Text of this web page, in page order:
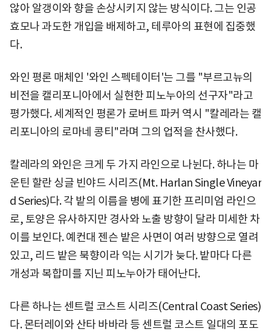
않아 알갱이와 향을 손상시키지 않는 방식이다. 그는 인공
효모나 과도한 개입을 배제하고, 테루아의 표현에 집중했
다.
와인 평론 매체인 '와인 스펙테이터'는 그를 "부르고뉴의
비전을 캘리포니아에서 실현한 피노누아의 선구자"라고
평가했다. 세계적인 평론가 로버트 파커 역시 "칼레라는 캘
리포니아의 로마네 콩티"라며 그의 업적을 찬사했다.
칼레라의 와인은 크게 두 가지 라인으로 나뉜다. 하나는 마
운틴 할란 싱글 빈야드 시리즈(Mt. Harlan Single Vineyar
d Series)다. 각 밭의 이름을 병에 표기한 프리미엄 라인으
로, 토양은 유사하지만 경사와 노출 방향이 달라 미세한 차
이를 보인다. 예컨대 젠슨 밭은 사면이 여러 방향으로 열려
있고, 리드 밭은 북향이라 익는 시기가 늦다. 밭마다 다른
개성과 복합미를 지닌 피노누아가 태어난다.
다른 하나는 센트럴 코스트 시리즈(Central Coast Series)
다. 몬터레이와 산타 바바라 등 센트럴 코스트 일대의 포도